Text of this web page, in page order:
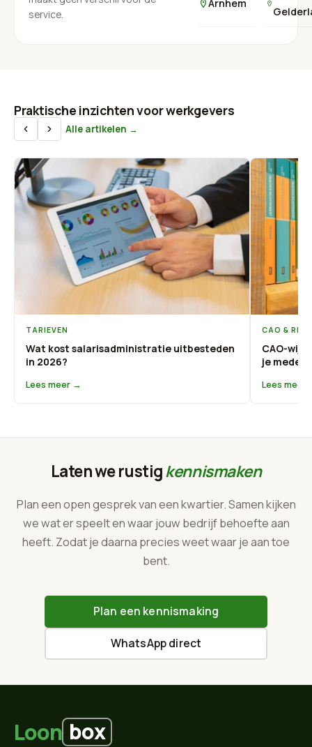
service.
Arnhem
Praktische inzichten voor werkgevers
Alle artikelen →
TARIEVEN
Wat kost salarisadministratie uitbesteden
in 2026?
Lees meer →
CAO &
CAO-
je
Lees meer
Laten we rustigkennismaken
Plan een open gesprek van een kwartier. Samen kijken
we wat er speelt en waar jouw bedrijf behoefte aan
heeft. Zodat je daarna precies weet waar je aan toe
bent.
Plan een kennismaking
WhatsApp direct
Loon box